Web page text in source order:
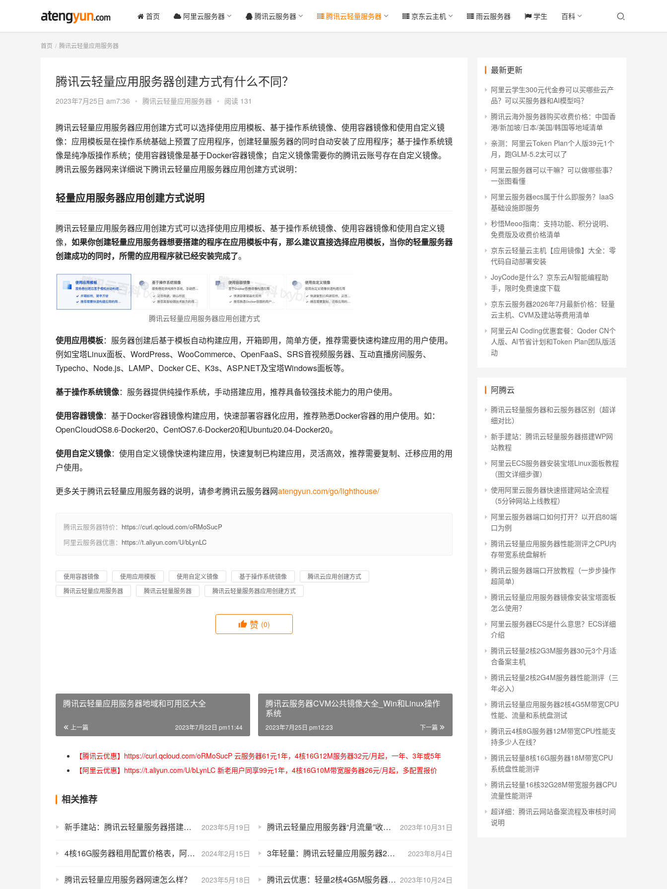
首页 阿里云服务器 腾讯云服务器 腾讯云轻量服务器 京东云主机 雨云服务器 学生 百科
首页 腾讯云轻量应用服务器
腾讯云轻量应用服务器创建方式有什么不同？
2023年7月25日 am7:36 • 腾讯云轻量应用服务器 • 阅读 131
腾讯云轻量应用服务器应用创建方式可以选择使用应用模板、基于操作系统镜像、使用容器镜像和使用自定义镜
像：应用模板是在操作系统基础上预置了应用程序，创建轻量服务器的同时自动安装了应用程序；基于操作系统镜
像是纯净版操作系统；使用容器镜像是基于Docker容器镜像；自定义镜像需要你的腾讯云账号存在自定义镜像。
腾讯云服务器网来详细说下腾讯云轻量应用服务器应用创建方式说明：
轻量应用服务器应用创建方式说明
腾讯云轻量应用服务器应用创建方式可以选择使用应用模板、基于操作系统镜像、使用容器镜像和使用自定义镜
像， 如果你创建轻量应用服务器想要搭建的程序在应用模板中有，那么建议直接选择应用模板，当你的轻量服务器
创建成功的同时，所需的应用程序就已经安装完成了。
腾讯云轻量应用服务器应用创建方式
使用应用模板：服务器创建后基于模板自动构建应用，开箱即用，简单方便，推荐需要快速构建应用的用户使用。
例如宝塔Linux面板、WordPress、WooCommerce、OpenFaaS、SRS音视频服务器、互动直播房间服务、
Typecho、Node.js、LAMP、Docker CE、K3s、ASP.NET及宝塔Windows面板等。
基于操作系统镜像：服务器提供纯操作系统，手动搭建应用，推荐具备较强技术能力的用户使用。
使用容器镜像：基于Docker容器镜像构建应用，快速部署容器化应用，推荐熟悉Docker容器的用户使用。如：
OpenCloudOS8.6-Docker20、CentOS7.6-Docker20和Ubuntu20.04-Docker20。
使用自定义镜像：使用自定义镜像快速构建应用，快速复制已构建应用，灵活高效，推荐需要复制、迁移应用的用
户使用。
更多关于腾讯云轻量应用服务器的说明，请参考腾讯云服务器网atengyun.com/go/lighthouse/
腾讯云服务器特价： https://curl.qcloud.com/oRMoSucP
阿里云服务器优惠： https://t.aliyun.com/U/bLynLC
使用容器镜像 使用应用模板 使用自定义镜像 基于操作系统镜像
腾讯云应用创建方式
腾讯云轻量应用服务器
腾讯云轻量服务器 腾讯云轻量服务器应用创建方式
赞 (0)
腾讯云轻量应用服务器地域和可用区大全
上一篇 2023年7月22日 pm11:44
腾讯云服务器CVM公共镜像大全_Win和Linux操作
系统
下一篇
2023年7月25日 pm12:23
【腾讯云优惠】https://curl.qcloud.com/oRMoSucP 云服务器61元1年，4核16G12M服务器32元/月起，一年、3年或5年
【阿里云优惠】https://t.aliyun.com/U/bLynLC 新老用户同享99元1年，4核16G10M带宽服务器26元/月起，多配置报价
相关推荐
2023年5月19日
新手建站：腾讯云轻量服务器搭建WP网站教程 2023年10月31日
腾讯云轻量应用服务器“月流量”收费价格表（超详细说明）
2024年2月15日
4核16G服务器租用配置价格表，阿里云和腾讯云费用明细表 2023年8月4日
3年轻量：腾讯云轻量应用服务器2核2G4M和2核4G5M配置价格表
2023年5月18日
腾讯云轻量应用服务器网速怎么样？ 2023年10月24日
腾讯云优惠：轻量2核4G5M服务器166元/年，3年566元
最新更新
阿里云学生300元代金券可以买哪些云产
品？可以买服务器和AI模型吗？
腾讯云海外服务器购买收费价格：中国香
港/新加坡/日本/美国/韩国等地域清单
亲测：阿里云Token Plan个人版39元1个
月，跑GLM-5.2太可以了
阿里云服务器可以干嘛？可以做哪些事？
一张图看懂
阿里云服务器ecs属于什么即服务？IaaS
基础设施即服务
秒悟Meoo指南：支持功能、积分说明、
免费版及收费价格清单
京东云轻量云主机【应用镜像】大全：零
代码自动部署安装
JoyCode是什么？京东云AI智能编程助
手，限时免费速度下载
京东云服务器2026年7月最新价格：轻量
云主机、CVM及建站等费用清单
阿里云AI Coding优惠套餐：Qoder CN个
人版、AI节省计划和Token Plan团队版活
动
阿腾云
腾讯云轻量服务器和云服务器区别（超详
细对比）
新手建站：腾讯云轻量服务器搭建WP网
站教程
阿里云ECS服务器安装宝塔Linux面板教程
（图文详细步骤）
使用阿里云服务器快速搭建网站全流程
（5分钟网站上线教程）
阿里云服务器端口如何打开？以开启80端
口为例
腾讯云轻量应用服务器性能测评之CPU内
存带宽系统盘解析
腾讯云服务器端口开放教程（一步步操作
超简单）
腾讯云轻量应用服务器镜像安装宝塔面板
怎么使用？
阿里云服务器ECS是什么意思？ECS详细
介绍
腾讯云轻量2核2G3M服务器30元3个月适
合备案主机
腾讯云轻量2核2G4M服务器性能测评（三
年必入）
腾讯云轻量应用服务器2核4G5M带宽CPU
性能、流量和系统盘测试
腾讯云4核8G服务器12M带宽CPU性能支
持多少人在线？
腾讯云轻量8核16G服务器18M带宽CPU
系统盘性能测评
腾讯云轻量16核32G28M带宽服务器CPU
流量性能测评
超详细：腾讯云网站备案流程及审核时间
说明